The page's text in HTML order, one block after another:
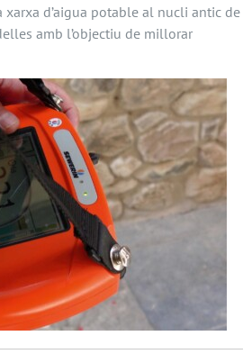
xarxa d’aigua potable al nucli antic de
amb l’objectiu de millorar